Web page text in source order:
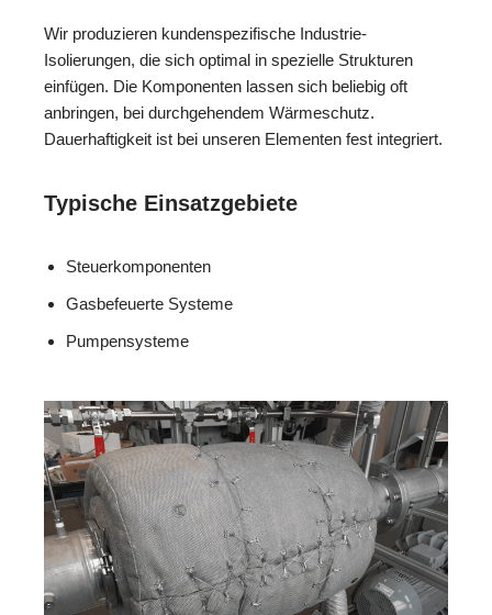
Wir produzieren kundenspezifische Industrie-
Isolierungen, die sich optimal in spezielle Strukturen
einfügen. Die Komponenten lassen sich beliebig oft
anbringen, bei durchgehendem Wärmeschutz.
Dauerhaftigkeit ist bei unseren Elementen fest integriert.
Typische Einsatzgebiete
Steuerkomponenten
Gasbefeuerte Systeme
Pumpensysteme